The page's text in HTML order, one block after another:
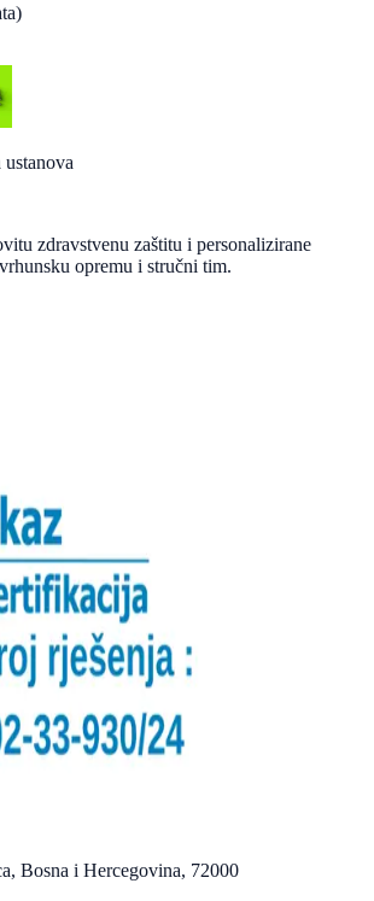
zdravstvenu zaštitu i personalizirane
opremu i stručni tim.
Bosna i Hercegovina, 72000